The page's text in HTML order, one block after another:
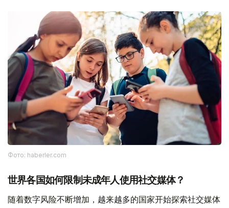
Фото: haberler.com
世界各国如何限制未成年人使用社交媒体？
随着数字风险不断增加，越来越多的国家开始探索社交媒体